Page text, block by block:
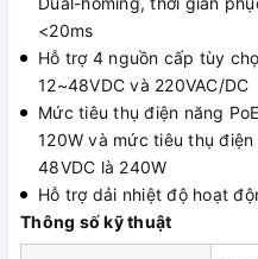
<20ms
Hỗ trợ 4 nguồn cấp tùy
12~48VDC và 220VAC/DC
Mức tiêu thụ điện năng
120W và mức tiêu thụ
48VDC là 240W
Hỗ trợ dải nhiệt độ hoạt
Thông số kỹ thuật